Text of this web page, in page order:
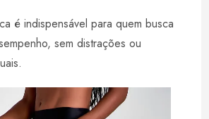
é indispensável para quem busca
sem distrações ou